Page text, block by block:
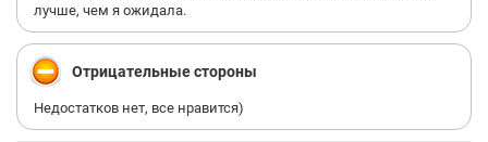
лучше, чем я ожидала.
Отрицательные стороны
Недостатков нет, все нравится)